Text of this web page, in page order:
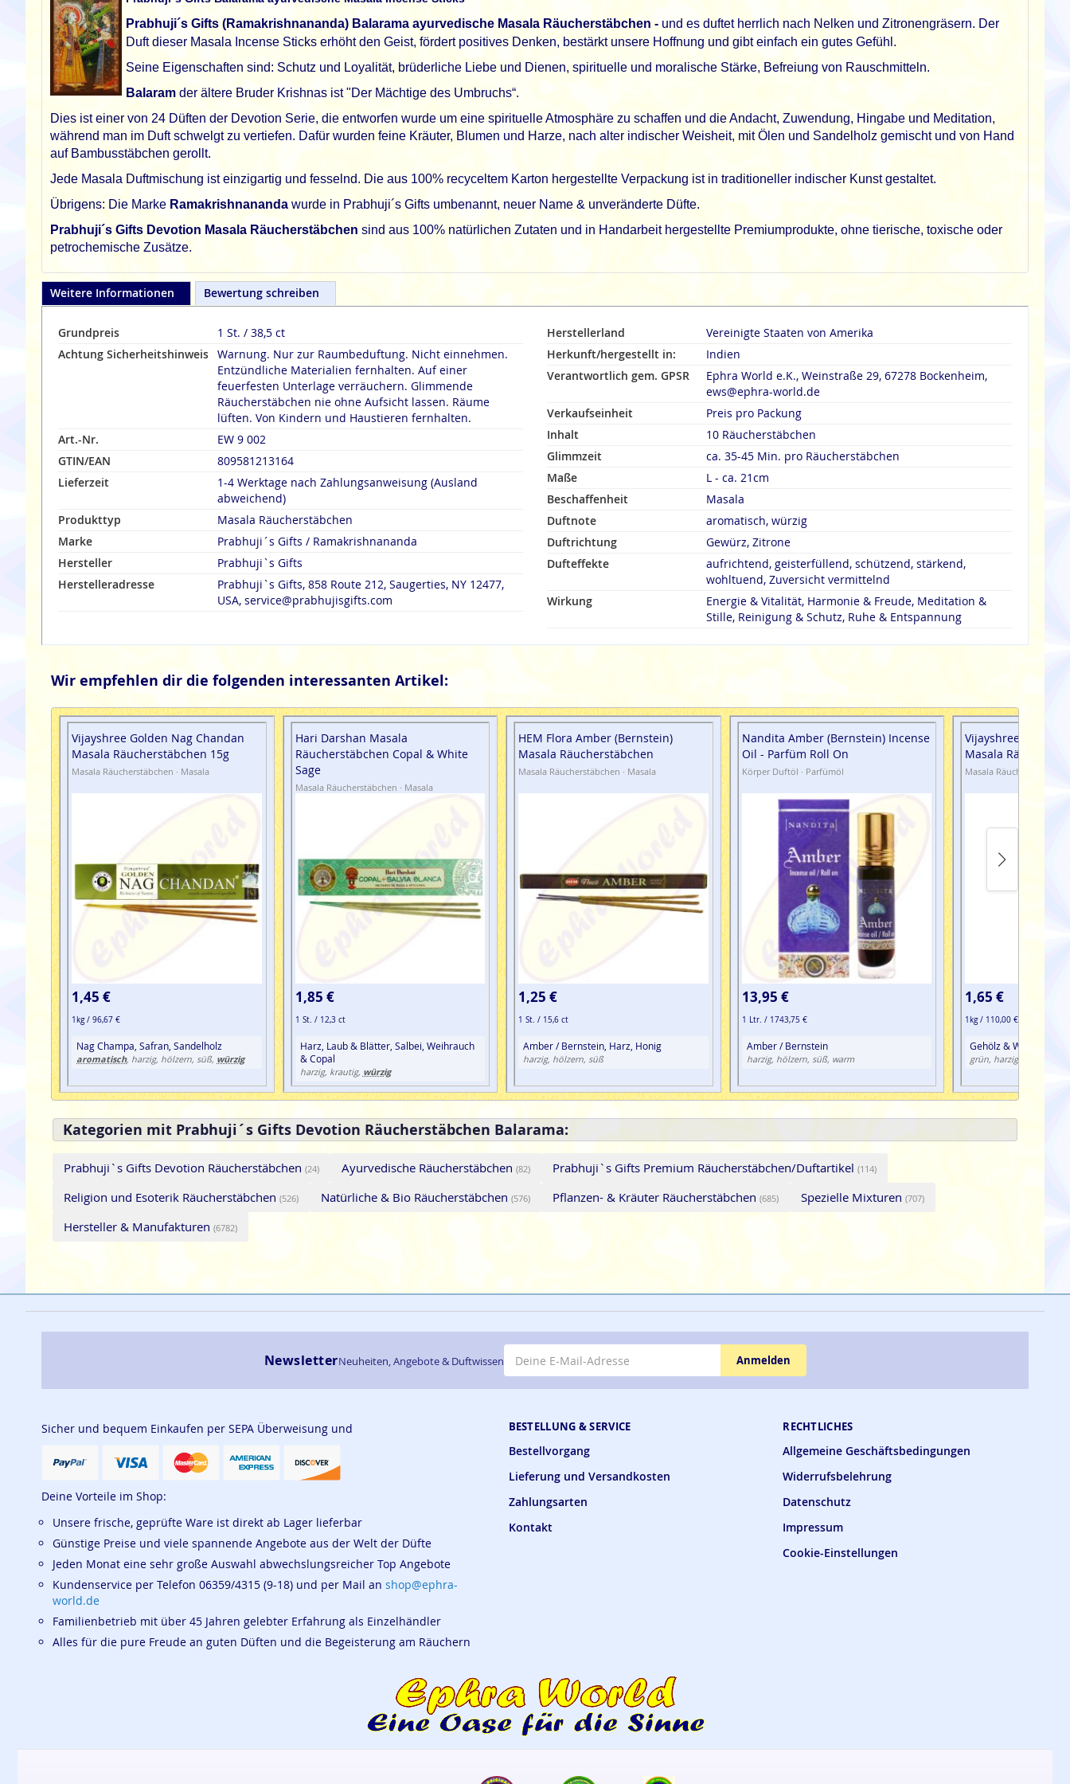
Prabhuji´s Gifts (Ramakrishnananda) Balarama ayurvedische Masala Räucherstäbchen - und es duftet herrlich nach Nelken und Zitronengräsern. Der
Duft dieser Masala Incense Sticks erhöht den Geist, fördert positives Denken, bestärkt unsere Hoffnung und gibt einfach ein gutes Gefühl.
Seine Eigenschaften sind: Schutz und Loyalität, brüderliche Liebe und Dienen, spirituelle und moralische Stärke, Befreiung von Rauschmitteln.
Balaram der ältere Bruder Krishnas ist "Der Mächtige des Umbruchs“.
Dies ist einer von 24 Düften der Devotion Serie, die entworfen wurde um eine spirituelle Atmosphäre zu schaffen und die Andacht, Zuwendung, Hingabe und Meditation,
während man im Duft schwelgt zu vertiefen. Dafür wurden feine Kräuter, Blumen und Harze, nach alter indischer Weisheit, mit Ölen und Sandelholz gemischt und von Hand
auf Bambusstäbchen gerollt.
Jede Masala Duftmischung ist einzigartig und fesselnd. Die aus 100% recyceltem Karton hergestellte Verpackung ist in traditioneller indischer Kunst gestaltet.
Übrigens: Die Marke Ramakrishnananda wurde in Prabhuji´s Gifts umbenannt, neuer Name & unveränderte Düfte.
Prabhuji´s Gifts Devotion Masala Räucherstäbchen sind aus 100% natürlichen Zutaten und in Handarbeit hergestellte Premiumprodukte, ohne tierische, toxische oder
petrochemische Zusätze.
Weitere Informationen
Grundpreis
1 St. / 38,5 ct
Achtung Sicherheitshinweis Warnung. Nur zur Raumbeduftung. Nicht einnehmen.
Entzündliche Materialien fernhalten. Auf einer
feuerfesten Unterlage verräuchern. Glimmende
Räucherstäbchen nie ohne Aufsicht lassen. Räume
lüften. Von Kindern und Haustieren fernhalten.
Art.-Nr.
EW 9 002
GTIN/EAN
809581213164
Lieferzeit
1-4 Werktage nach Zahlungsanweisung (Ausland
abweichend)
Produkttyp
Masala Räucherstäbchen
Marke
Prabhuji´s Gifts / Ramakrishnananda
Hersteller
Prabhuji`s Gifts
Herstelleradresse
Prabhuji`s Gifts, 858 Route 212, Saugerties, NY 12477,
USA, service@prabhujisgifts.com
Herstellerland
Vereinigte Staaten von Amerika
Herkunft/hergestellt in:
Indien
Verantwortlich gem. GPSR
Ephra World e.K., Weinstraße 29, 67278 Bockenheim,
ews@ephra-world.de
Verkaufseinheit
Preis pro Packung
Inhalt
10 Räucherstäbchen
Glimmzeit
ca. 35-45 Min. pro Räucherstäbchen
Maße
L - ca. 21cm
Beschaffenheit
Masala
Duftnote
aromatisch, würzig
Duftrichtung
Gewürz, Zitrone
Dufteffekte
aufrichtend, geisterfüllend, schützend, stärkend,
wohltuend, Zuversicht vermittelnd
Wirkung
Energie & Vitalität, Harmonie & Freude, Meditation &
Stille, Reinigung & Schutz, Ruhe & Entspannung
Bewertung schreiben
Wir empfehlen dir die folgenden interessanten Artikel:
Vijayshree Golden Nag Chandan
Masala Räucherstäbchen 15g
Masala Räucherstäbchen · Masala
1,45 €
1kg / 96,67 €
Nag Champa, Safran, Sandelholz
aromatisch, harzig, hölzern, süß, würzig
Hari Darshan Masala
Räucherstäbchen Copal & White
Sage
Masala Räucherstäbchen · Masala
1,85 €
1 St. / 12,3 ct
Harz, Laub & Blätter, Salbei, Weihrauch
& Copal
harzig, krautig, würzig
HEM Flora Amber (Bernstein)
Masala Räucherstäbchen
Masala Räucherstäbchen · Masala
1,25 €
1 St. / 15,6 ct
Amber / Bernstein, Harz, Honig
harzig, hölzern, süß
Nandita Amber (Bernstein) Incense
Oil - Parfüm Roll On
Körper Duftöl · Parfümöl
13,95 €
1 Ltr. / 1743,75 €
Amber / Bernstein
harzig, hölzern, süß, warm
Vijayshree Golden
Masala
Masala Räucherstäbchen
1,65 €
1kg / 110,00 €
Gehölz & Wurzeln,
grün, harzig, moosig,
Kategorien mit Prabhuji´s Gifts Devotion Räucherstäbchen Balarama:
Prabhuji`s Gifts Devotion Räucherstäbchen (24) Ayurvedische Räucherstäbchen (82) Prabhuji`s Gifts Premium Räucherstäbchen/Duftartikel (114)
Religion und Esoterik Räucherstäbchen (526) Natürliche & Bio Räucherstäbchen (576) Pflanzen- & Kräuter Räucherstäbchen (685) Spezielle Mixturen (707)
Hersteller & Manufakturen (6782)
BESTELLUNG & SERVICE
Bestellvorgang
Lieferung und Versandkosten
Zahlungsarten
Kontakt
RECHTLICHES
Allgemeine Geschäftsbedingungen
Widerrufsbelehrung
Datenschutz
Impressum
Cookie-Einstellungen
NewsletterNeuheiten, Angebote & Duftwissen Anmelden
Sicher und bequem Einkaufen per SEPA Überweisung und
Deine Vorteile im Shop:
Unsere frische, geprüfte Ware ist direkt ab Lager lieferbar
Günstige Preise und viele spannende Angebote aus der Welt der Düfte
Jeden Monat eine sehr große Auswahl abwechslungsreicher Top Angebote
Kundenservice per Telefon 06359/4315 (9-18) und per Mail an shop@ephra-
world.de
Familienbetrieb mit über 45 Jahren gelebter Erfahrung als Einzelhändler
Alles für die pure Freude an guten Düften und die Begeisterung am Räuchern